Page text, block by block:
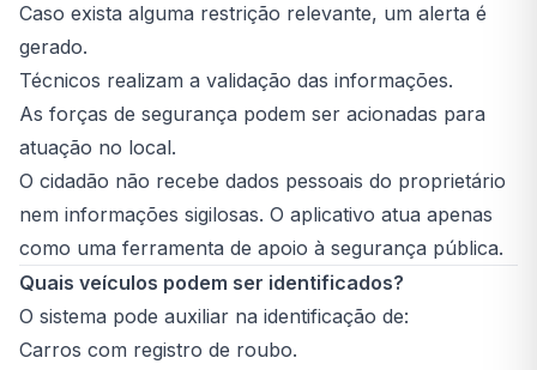
Caso exista alguma restrição relevante, um alerta é
gerado.
Técnicos realizam a validação das informações.
As forças de segurança podem ser acionadas para
atuação no local.
O cidadão não recebe dados pessoais do proprietário
nem informações sigilosas. O aplicativo atua apenas
como uma ferramenta de apoio à segurança pública.
Quais veículos podem ser identificados?
O sistema pode auxiliar na identificação de:
Carros com registro de roubo.